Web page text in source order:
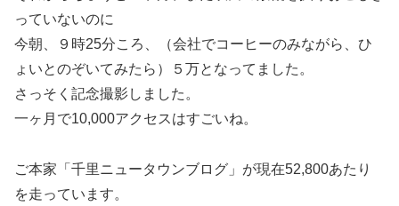
っていないのに
今朝、９時25分ころ、（会社でコーヒーのみながら、ひ
ょいとのぞいてみたら）５万となってました。
さっそく記念撮影しました。
一ヶ月で10,000アクセスはすごいね。
ご本家「千里ニュータウンブログ」が現在52,800あたり
を走っています。